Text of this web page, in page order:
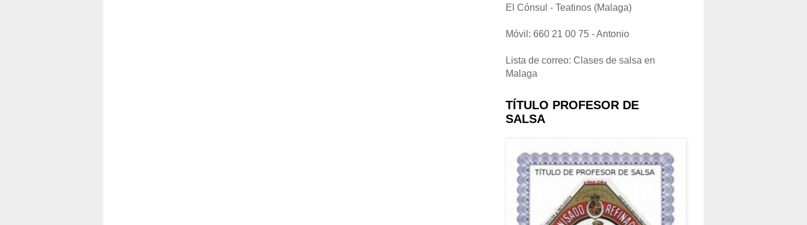
El Cónsul - Teatinos (Malaga)
Móvil: 660 21 00 75 - Antonio
Lista de correo: Clases de salsa en
Malaga
TÍTULO PROFESOR DE
SALSA